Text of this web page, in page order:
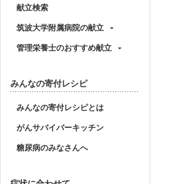
献立検索
筑波大学附属病院の献立
管理栄養士のおすすめ献立
みんなの寄付レシピ
みんなの寄付レシピとは
がんサバイバーキッチン
糖尿病のみなさんへ